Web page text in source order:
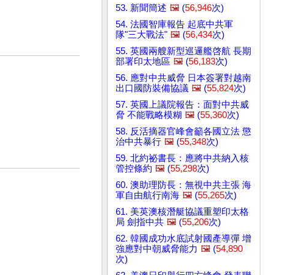
53. 新聞簡述 🖼️ (56,946次)
54. 法國智庫報告 起底中共軍
隊"三大戰法" 🖼️ (56,434次)
55. 英國兩艘新型巡邏艦啓航 長期
部署印太地區 🖼️ (56,183次)
56. 應對中共威脅 日本簽署對越南
出口國防裝備協議 🖼️ (55,824次)
57. 英國上議院報告：面對中共威
脅 不能戰略模糊 🖼️ (55,360次)
58. 反活摘器官峰會籲各國立法 懲
治中共暴行 🖼️ (55,348次)
59. 北約祕書長：應將中共納入核
管控條約 🖼️ (55,298次)
60. 澳助理防長：無視中共主張 海
軍自由航行南海 🖼️ (55,265次)
61. 美英澳核潛艇協議重塑印太格
局 劍指中共 🖼️ (55,206次)
62. 韓國成功水底試射國產導彈 增
強應對中朝威脅能力 🖼️ (54,890
次)